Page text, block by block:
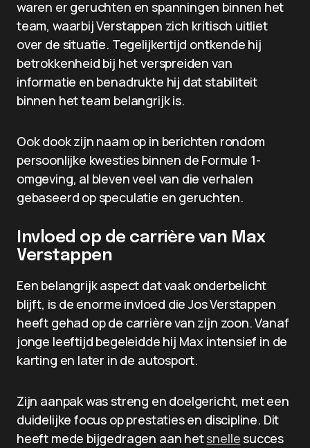
waren er geruchten en spanningen binnen het
team, waarbij Verstappen zich kritisch uitliet
over de situatie. Tegelijkertijd ontkende hij
betrokkenheid bij het verspreiden van
informatie en benadrukte hij dat stabiliteit
binnen het team belangrijk is.
Ook dook zijn naam op in berichten rondom
persoonlijke kwesties binnen de Formule 1-
omgeving, al bleven veel van die verhalen
gebaseerd op speculatie en geruchten.
Invloed op de carrière van Max
Verstappen
Een belangrijk aspect dat vaak onderbelicht
blijft, is de enorme invloed die Jos Verstappen
heeft gehad op de carrière van zijn zoon. Vanaf
jonge leeftijd begeleidde hij Max intensief in de
karting en later in de autosport.
Zijn aanpak was streng en doelgericht, met een
duidelijke focus op prestaties en discipline. Dit
heeft mede bijgedragen aan hetsnellesucces